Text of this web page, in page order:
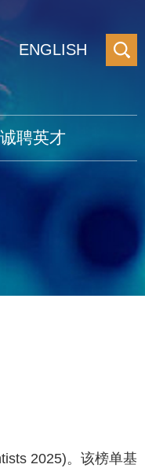
ENGLISH
诚聘英才
2025)。该榜单基